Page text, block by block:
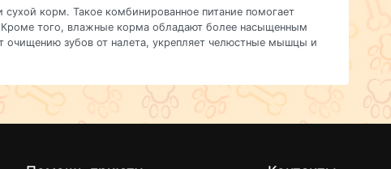
корм. Такое комбинированное питание помогает
того, влажные корма обладают более насыщенным
очищению зубов от налета, укрепляет челюстные мышцы и